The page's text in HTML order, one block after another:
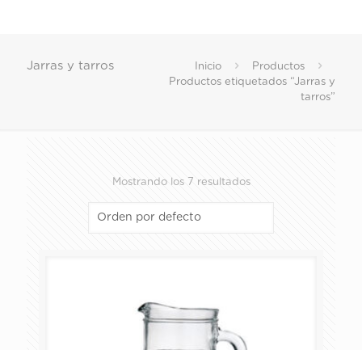
Jarras y tarros Inicio
Productos
Productos etiquetados “Jarras y
tarros”
JARRAS Y TARROS
Mostrando los 7 resultados